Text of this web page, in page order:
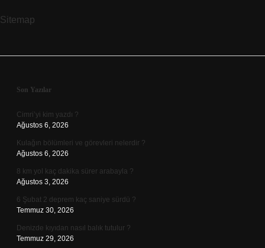
Sitemap
Sidebar
Son Yazılar
Cimri’yi kim yazdı ?
Ağustos 6, 2026
Kulağın bölümleri ve görevleri nelerdir ?
Ağustos 6, 2026
8 km yol kaç dakika sürer arabayla ?
Ağustos 3, 2026
6 Şubat 2 deprem kaç saniye sürdü ?
Temmuz 30, 2026
Denizde kıyıdan nasıl balık tutulur ?
Temmuz 29, 2026